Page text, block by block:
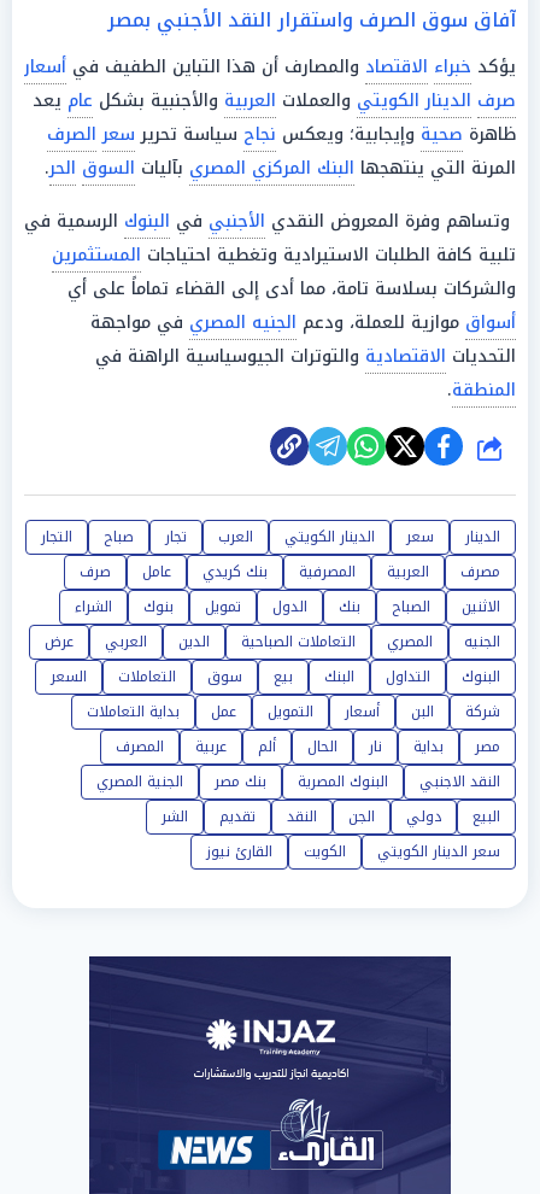
آفاق سوق الصرف واستقرار النقد الأجنبي بمصر
يؤكد خبراء الاقتصاد والمصارف أن هذا التباين الطفيف في أسعار
صرف الدينار الكويتي والعملات العربية والأجنبية بشكل عام يعد
ظاهرة صحية وإيجابية؛ ويعكس نجاح سياسة تحريرسعر الصرف
المرنة التي ينتهجها البنك المركزي المصري بآليات السوق الحر.
وتساهم وفرة المعروض النقدي الأجنبي في البنوك الرسمية في
تلبية كافة الطلبات الاستيرادية وتغطية احتياجات المستثمرين
والشركات بسلاسة تامة، مما أدى إلى القضاء تماماً على أي
أسواق موازية للعملة، ودعم الجنيه المصري في مواجهة
التحديات الاقتصادية والتوترات الجيوسياسية الراهنة في
المنطقة.
شارك
الدينار سعر الدينار الكويتي العرب تجار صباح
التجار
مصرف
العربية المصرفية بنك كريدي عامل
صرف
الاثنين
الصباح بنك الدول تمويل بنوك
الشراء
الجنيه
المصري التعاملات الصباحية الدين العربي
عرض
البنوك
التداول البنك بيع سوق التعاملات
السعر
شركة
البن أسعار التمويل عمل
بداية التعاملات
مصر
بداية نار الحال ألم عربية
المصرف
النقد الاجنبي
البنوك المصرية بنك مصر
الجنية المصري
البيع
دولي الجن النقد تقديم
الشر
سعر الدينار الكويتي
الكويت القارئ نيوز